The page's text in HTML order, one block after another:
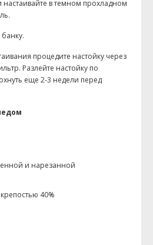
настаивайте в темном прохладном
процедите настойку через
Разлейте настойку по
еще 2-3 недели перед
и нарезанной
40%